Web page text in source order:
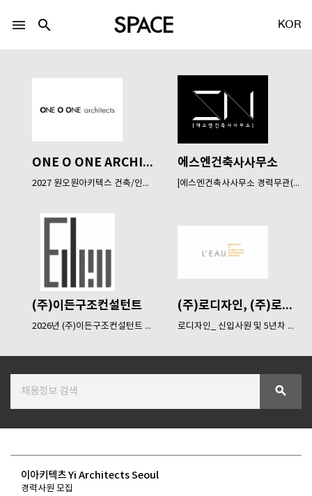
공지사항
기사문의
menu search KOR
ONE O ONE ARCHITECTS
2027 원오원아키텍스 건축/인테...
(주)이든구조컨설턴트
2026년 (주)이든구조컨설턴트 ...
에스엔건축사사무소
|에스엔건축사사무소 경력무관(...
(주)로디자인, (주)로건...
로디자인_ 신입사원 및 5년차 ...
search
이아키텍츠 Yi Architects Seoul
경력사원 모집